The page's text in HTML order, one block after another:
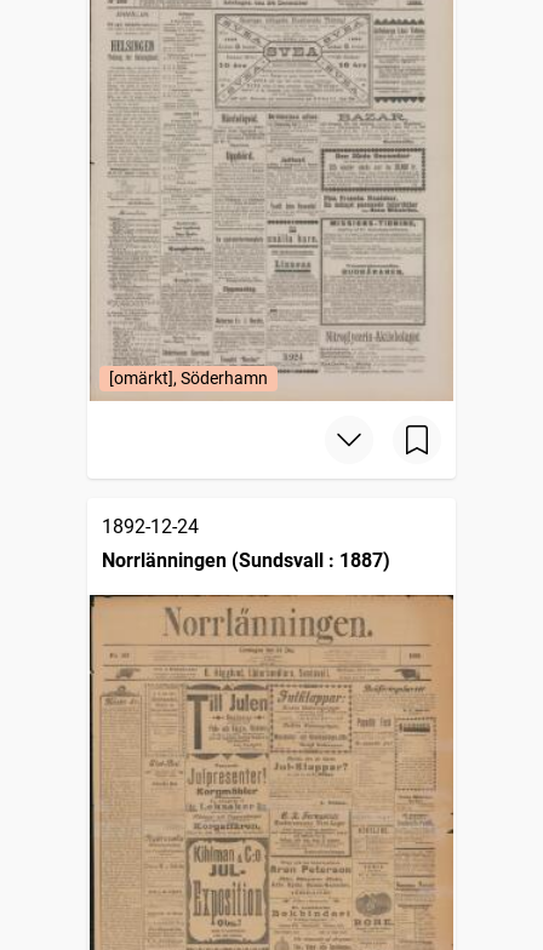
[omärkt], Söderhamn
1892-12-24
Norrlänningen (Sundsvall : 1887)